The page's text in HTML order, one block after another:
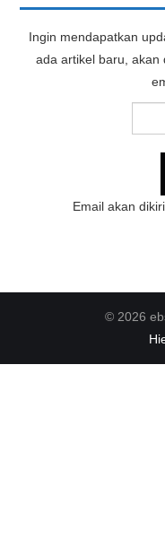
Ingin mendapatkan
ada artikel baru, akan
Email akan
© 2026